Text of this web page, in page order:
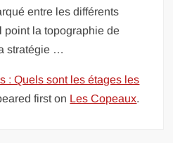
entre les différents
point la topographie de
stratégie …
: Quels sont les étages les
first on Les Copeaux.